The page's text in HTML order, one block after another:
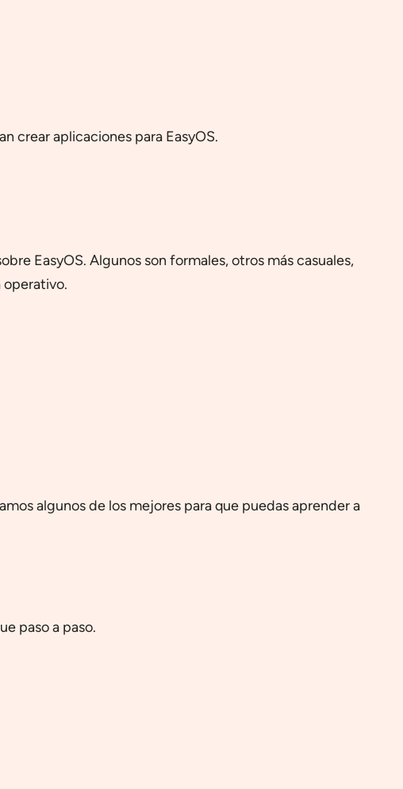
crear aplicaciones para EasyOS.
EasyOS. Algunos son formales, otros más casuales,
algunos de los mejores para que puedas aprender a
paso a paso.